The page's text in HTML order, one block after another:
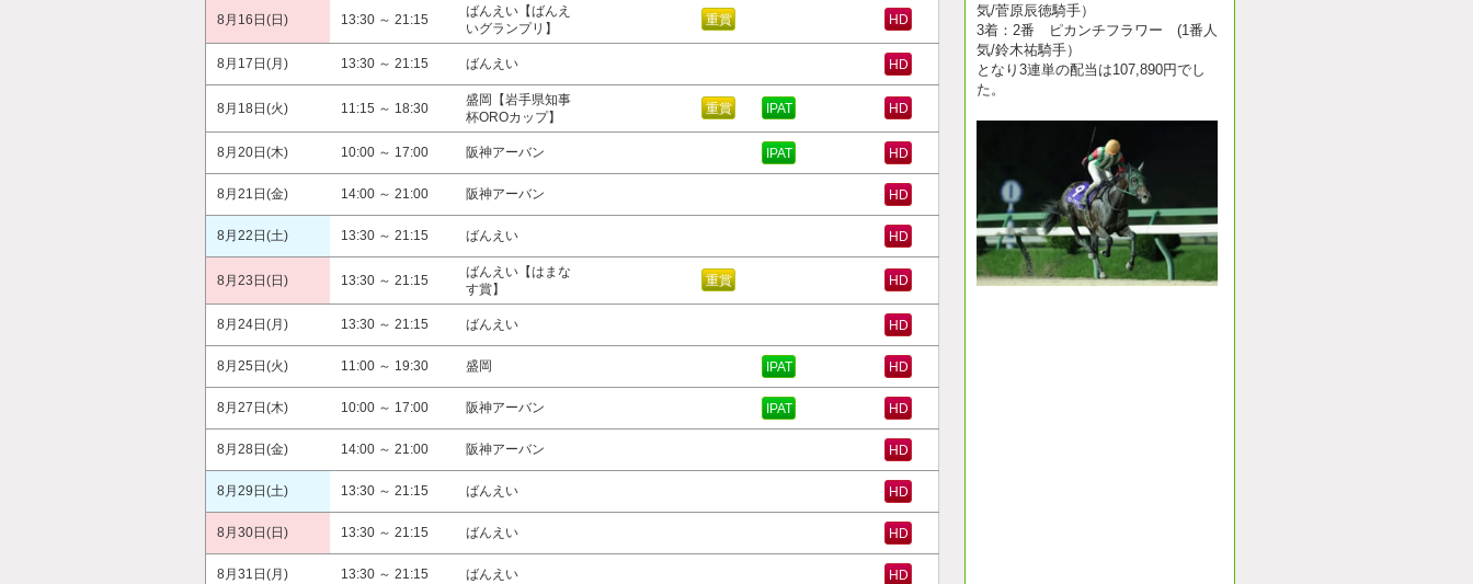
8月16日(日) 13:30 ～ 21:15
ばんえい【ばんえ
いグランプリ】
重賞 HD
8月17日(月) 13:30 ～ 21:15 ばんえい HD
8月18日(火) 11:15 ～ 18:30
盛岡【岩手県知事
杯OROカップ】
重賞 IPAT HD
8月20日(木) 10:00 ～ 17:00 阪神アーバン IPAT HD
8月21日(金) 14:00 ～ 21:00 阪神アーバン HD
8月22日(土) 13:30 ～ 21:15 ばんえい HD
8月23日(日) 13:30 ～ 21:15
ばんえい【はまな
す賞】
重賞 HD
8月24日(月) 13:30 ～ 21:15 ばんえい HD
8月25日(火) 11:00 ～ 19:30 盛岡 IPAT HD
8月27日(木) 10:00 ～ 17:00 阪神アーバン IPAT HD
8月28日(金) 14:00 ～ 21:00 阪神アーバン HD
8月29日(土) 13:30 ～ 21:15 ばんえい HD
8月30日(日) 13:30 ～ 21:15 ばんえい HD
8月31日(月) 13:30 ～ 21:15 ばんえい HD
気/菅原辰徳騎手）
3着：2番 ピカンチフラワー (1番人
気/鈴木祐騎手）
となり3連単の配当は107,890円でし
た。